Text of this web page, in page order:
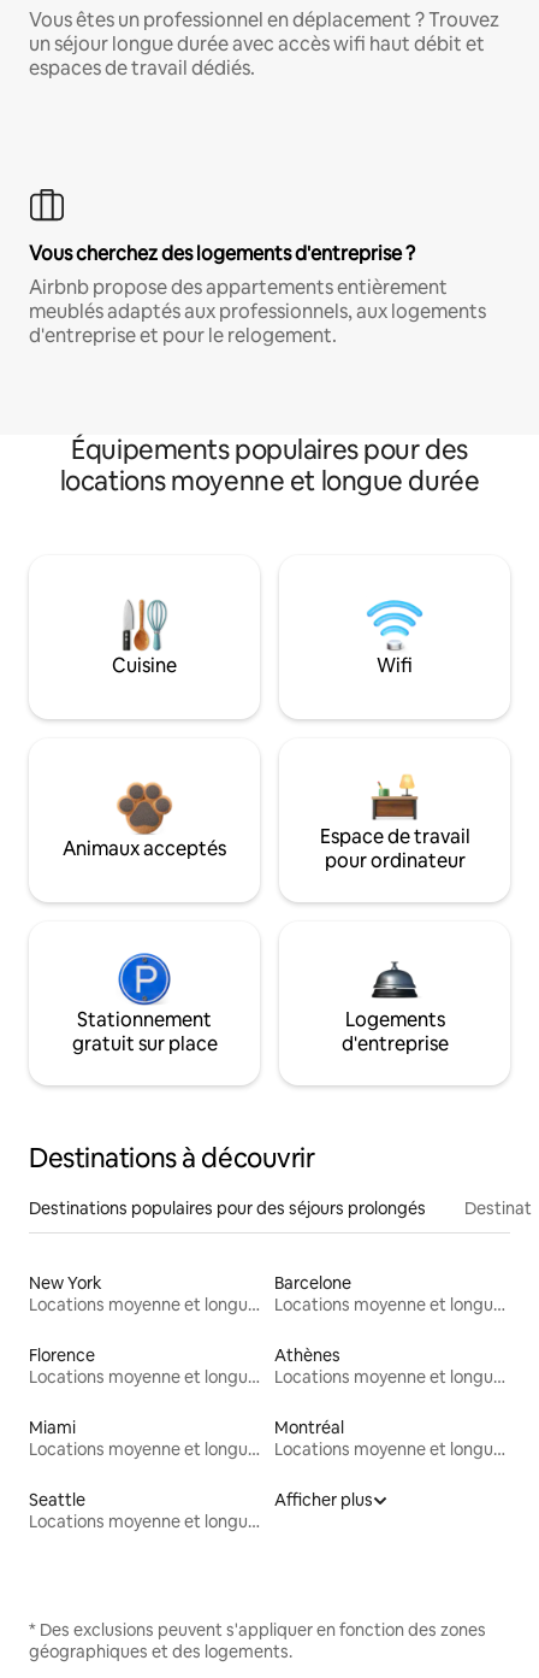
Vous êtes un professionnel en déplacement ? Trouvez
un séjour longue durée avec accès wifi haut débit et
espaces de travail dédiés.
Vous cherchez des logements d'entreprise ?
Airbnb propose des appartements entièrement
meublés adaptés aux professionnels, aux logements
d'entreprise et pour le relogement.
Équipements populaires pour des
locations moyenne et longue durée
Cuisine Wifi
Animaux acceptés
Espace de travail
pour ordinateur
Stationnement
gratuit sur place
Logements
d'entreprise
Destinations à découvrir
Destinations populaires pour des séjours prolongés
New York
Locations moyenne et longue durée
Barcelone
Locations moyenne et longue durée
Florence
Locations moyenne et longue durée
Athènes
Locations moyenne et longue durée
Miami
Locations moyenne et longue durée
Montréal
Locations moyenne et longue durée
Seattle
Locations moyenne et longue durée
Afficher plus
* Des exclusions peuvent s'appliquer en fonction des zones
géographiques et des logements.